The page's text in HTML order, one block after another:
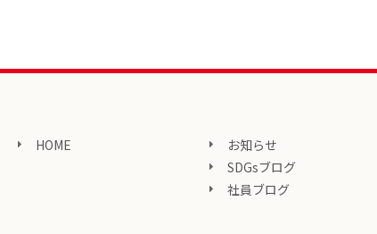
HOME
お知らせ
SDGsブログ
社員ブログ